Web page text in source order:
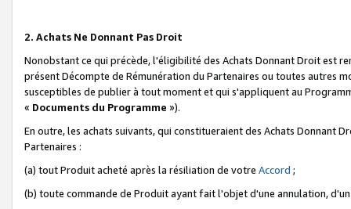
2. Achats Ne Donnant Pas Droit
Nonobstant ce qui précède, l'éligibilité des Achats Donnant Droit est
présent Décompte de Rémunération du Partenaires ou toutes autres
susceptibles de publier à tout moment et qui s'appliquent au
« Documents du Programme »).
En outre, les achats suivants, qui constitueraient des Achats Donnant
Partenaires :
(a) tout Produit acheté après la résiliation de votre Accord ;
(b) toute commande de Produit ayant fait l'objet d'une annulation,